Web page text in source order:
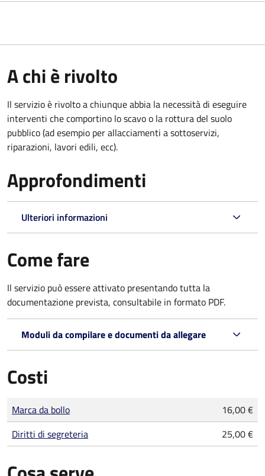
A chi è rivolto
Il servizio è rivolto a chiunque abbia la necessità di eseguire
interventi che comportino lo scavo o la rottura del suolo
pubblico (ad esempio per allacciamenti a sottoservizi,
riparazioni, lavori edili, ecc).
Approfondimenti
Ulteriori informazioni
Come fare
Il servizio può essere attivato presentando tutta la
documentazione prevista, consultabile in formato PDF.
Moduli da compilare e documenti da allegare
Costi
Tipo di pagamento
Importo
Marca da bollo
16,00 €
Diritti di segreteria
25,00 €